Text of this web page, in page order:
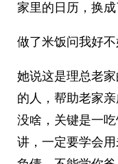
家里的日历，换成
做了米饭问我好不
她说这是理总老
的人，帮助老家
没啥，关键是一
讲，一定要学会